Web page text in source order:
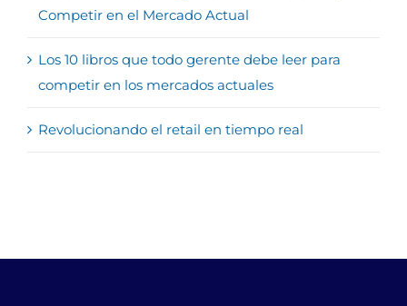
Competir en el Mercado Actual
Los 10 libros que todo gerente debe leer para
competir en los mercados actuales
Revolucionando el retail en tiempo real